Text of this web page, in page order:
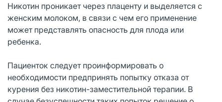
Никотин проникает через плаценту и выделяется с
женским молоком, в связи с чем его применение
может представлять опасность для плода или
ребенка.
Пациенток следует проинформировать о
необходимости предпринять попытку отказа от
курения без никотин-заместительной терапии. В